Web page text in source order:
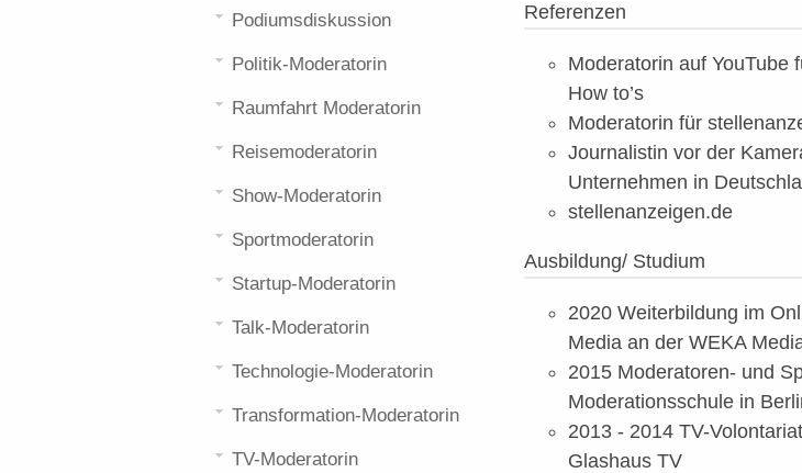
Referenzen
Moderatorin auf YouTube
How to’s
Moderatorin für
Journalistin vor der
Unternehmen in
stellenanzeigen.de
Ausbildung/ Studium
2020 Weiterbildung im
Media an der WEKA
2015 Moderatoren- und
Moderationsschule in
2013 - 2014 TV-
Glashaus TV
Podiumsdiskussion
Politik-Moderatorin
Raumfahrt Moderatorin
Reisemoderatorin
Show-Moderatorin
Sportmoderatorin
Startup-Moderatorin
Talk-Moderatorin
Technologie-Moderatorin
Transformation-Moderatorin
TV-Moderatorin